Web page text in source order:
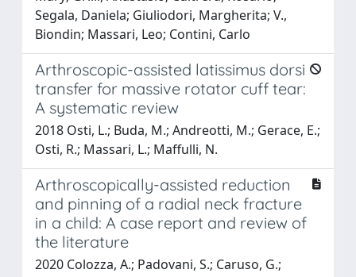
Segala, Daniela; Giuliodori, Margherita; V.,
Biondin; Massari, Leo; Contini, Carlo
Arthroscopic-assisted latissimus dorsi
transfer for massive rotator cuff tear:
A systematic review
2018 Osti, L.; Buda, M.; Andreotti, M.; Gerace, E.;
Osti, R.; Massari, L.; Maffulli, N.
Arthroscopically-assisted reduction
and pinning of a radial neck fracture
in a child: A case report and review of
the literature
2020 Colozza, A.; Padovani, S.; Caruso, G.;